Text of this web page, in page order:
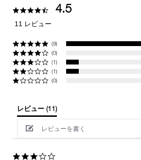
4.5
rating
4.5
11 レビュー
(9)
(0)
(1)
(1)
(0)
レビュー (11)
レビューを書く